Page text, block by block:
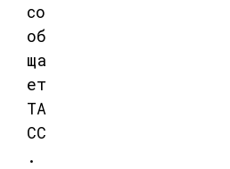
со
об
ща
ет
ТА
СС
.